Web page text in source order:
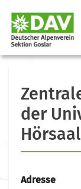
der
Adresse